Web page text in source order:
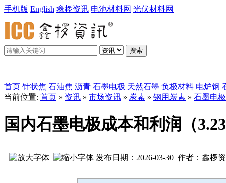
手机版 English 鑫椤资讯 电池材料网 光伏材料网
搜索
首页 针状焦 石油焦 沥青 石墨电极 天然石墨 负极材料 电炉钢
当前位置: 首页 » 资讯 » 市场资讯 » 炭素 » 钢用炭素 » 石墨电极
国内石墨电极成本和利润（
发布日期：2026-03-30 作者：鑫椤